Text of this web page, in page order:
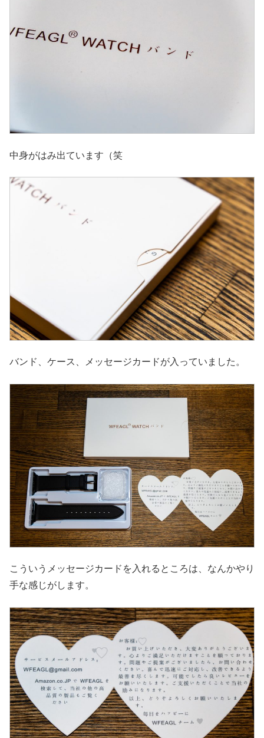
中身がはみ出ています（笑
バンド、ケース、メッセージカードが入っていました。
こういうメッセージカードを入れるところは、なんかやり
手な感じがします。